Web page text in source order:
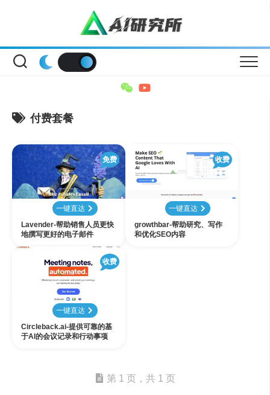
付费套餐
免费
一键直达
Lavender-帮助销售人员更快
地撰写更好的电子邮件
收费
一键直达
growthbar-帮助研究、写作
和优化SEO内容
收费
一键直达
Circleback.ai-提供可靠的基
于AI的会议记录和行动事项
第 1 页，共 1 页